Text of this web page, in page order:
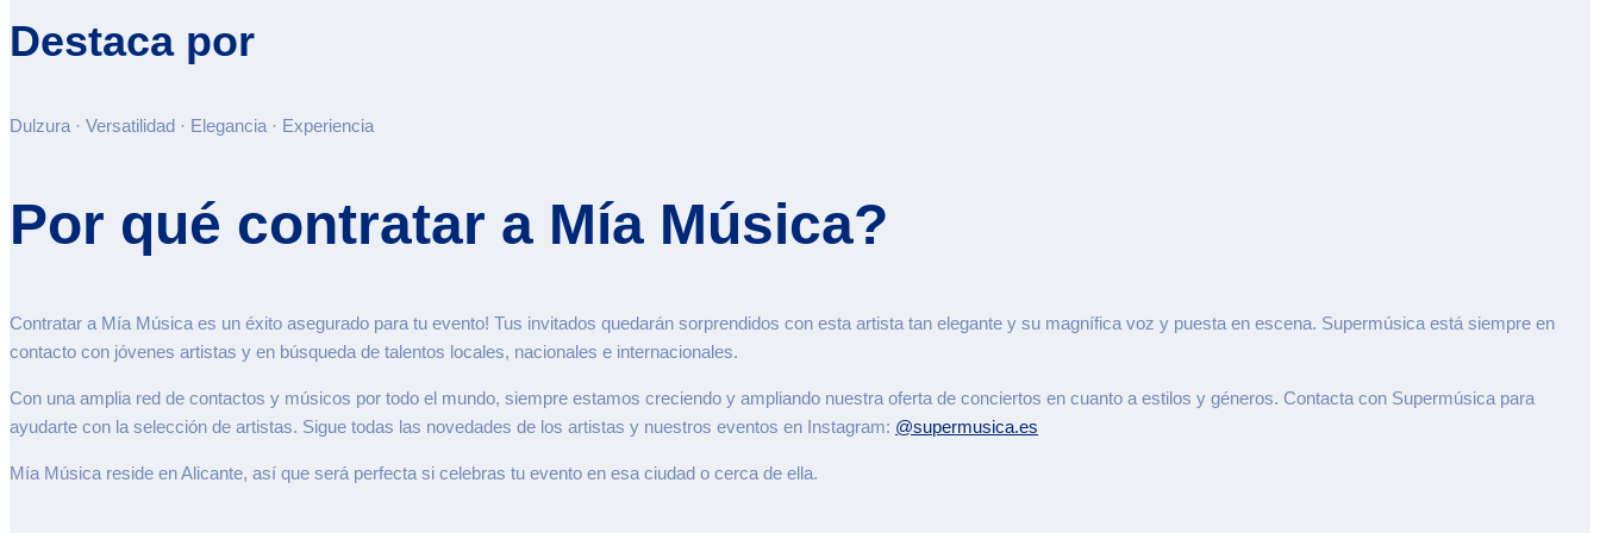
Destaca por
Dulzura · Versatilidad · Elegancia · Experiencia
Por qué contratar a Mía Música?
Contratar a Mía Música es un éxito asegurado para tu evento! Tus invitados quedarán sorprendidos con esta artista tan elegante y su magnífica voz y puesta en escena. Supermúsica está siempre en
contacto con jóvenes artistas y en búsqueda de talentos locales, nacionales e internacionales.
Con una amplia red de contactos y músicos por todo el mundo, siempre estamos creciendo y ampliando nuestra oferta de conciertos en cuanto a estilos y géneros. Contacta con Supermúsica para
ayudarte con la selección de artistas. Sigue todas las novedades de los artistas y nuestros eventos en Instagram: @supermusica.es
Mía Música reside en Alicante, así que será perfecta si celebras tu evento en esa ciudad o cerca de ella.